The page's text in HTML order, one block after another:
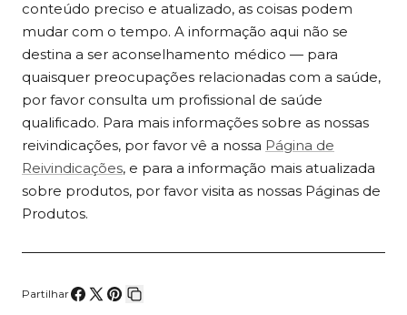
conteúdo preciso e atualizado, as coisas podem
mudar com o tempo. A informação aqui não se
destina a ser aconselhamento médico — para
quaisquer preocupações relacionadas com a saúde,
por favor consulta um profissional de saúde
qualificado. Para mais informações sobre as nossas
reivindicações, por favor vê a nossa Página de
Reivindicações, e para a informação mais atualizada
sobre produtos, por favor visita as nossas Páginas de
Produtos.
Partilhar